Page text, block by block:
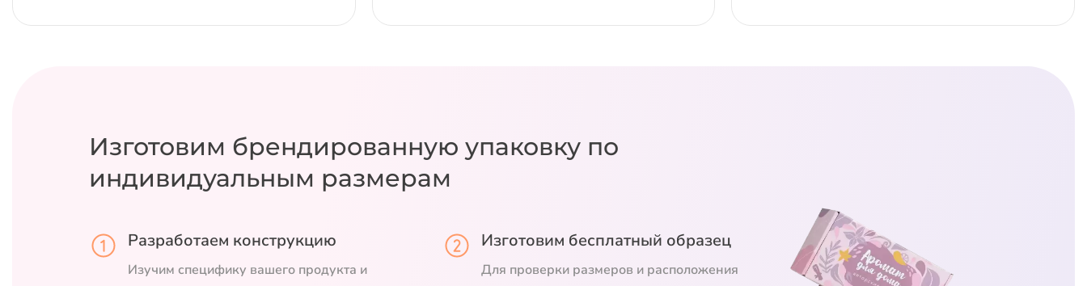
Изготовим брендированную упаковку по
индивидуальным размерам
Разработаем конструкцию
Изучим специфику вашего продукта и
Изготовим бесплатный образец
Для проверки размеров и расположения